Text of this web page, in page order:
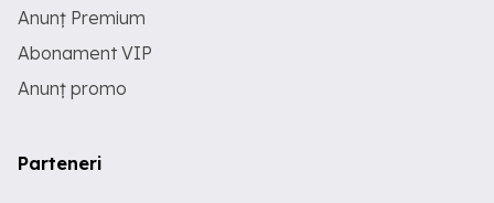
Anunț Premium
Abonament VIP
Anunț promo
Parteneri